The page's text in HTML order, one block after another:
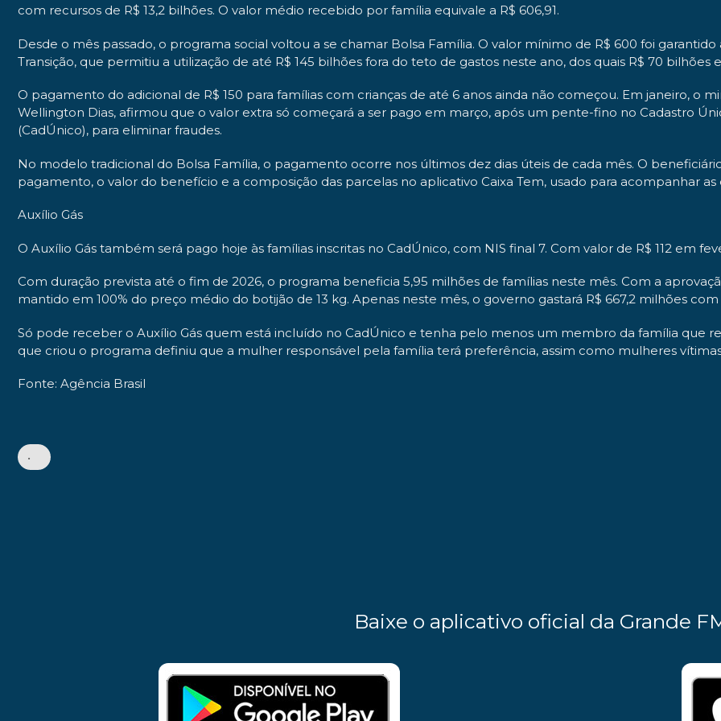
com recursos de R$ 13,2 bilhões. O valor médio recebido por família equivale a R$ 606,91.
Desde o mês passado, o programa social voltou a se chamar Bolsa Família. O valor mínimo de R$ 600 foi
Transição, que permitiu a utilização de até R$ 145 bilhões fora do teto de gastos neste ano, dos quais R$ 70
O pagamento do adicional de R$ 150 para famílias com crianças de até 6 anos ainda não começou. Em janeiro, o
Wellington Dias, afirmou que o valor extra só começará a ser pago em março, após um pente-fino no Cadastro
(CadÚnico), para eliminar fraudes.
No modelo tradicional do Bolsa Família, o pagamento ocorre nos últimos dez dias úteis de cada mês. O
pagamento, o valor do benefício e a composição das parcelas no aplicativo Caixa Tem, usado para acompanhar
Auxílio Gás
O Auxílio Gás também será pago hoje às famílias inscritas no CadÚnico, com NIS final 7. Com valor de R$ 112 em
Com duração prevista até o fim de 2026, o programa beneficia 5,95 milhões de famílias neste mês. Com a
mantido em 100% do preço médio do botijão de 13 kg. Apenas neste mês, o governo gastará R$ 667,2 milhões
Só pode receber o Auxílio Gás quem está incluído no CadÚnico e tenha pelo menos um membro da família que
que criou o programa definiu que a mulher responsável pela família terá preferência, assim como mulheres
Fonte: Agência Brasil
•
Baixe o aplicativo oficial da Grande